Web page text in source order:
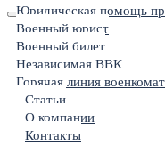
Юридическая помощь
Военный юрист
Военный билет
Независимая ВВК
Горячая линия
Статьи
О компании
Контакты